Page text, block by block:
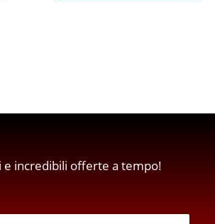
e incredibili offerte a tempo!